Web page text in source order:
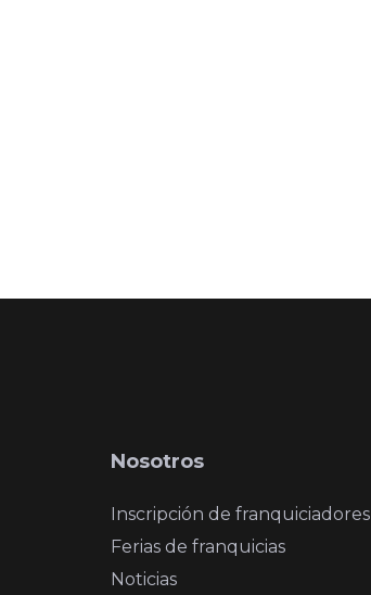
Nosotros
Inscripción de franquiciadores
Ferias de franquicias
Noticias